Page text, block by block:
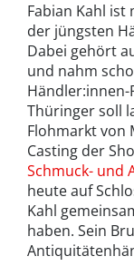
Fabian Kahl ist
der jüngsten
Dabei gehört
und nahm
Thüringer soll
Flohmarkt von
Casting der
Schmuck- und
heute auf
Kahl
haben. Sein